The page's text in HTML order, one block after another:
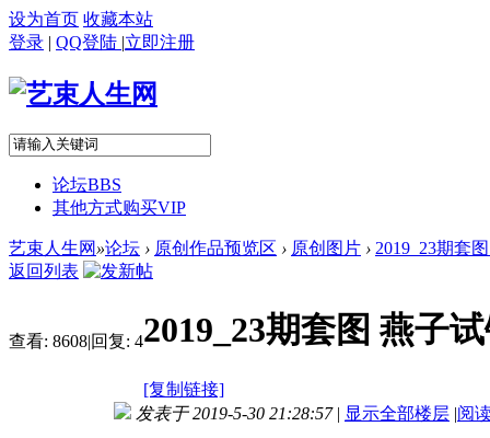
设为首页 收藏本站
登录 | QQ登陆 |立即注册
论坛BBS
其他方式购买VIP
艺束人生网 »论坛 › 原创作品预览区 › 原创图片 › 2019_23期套
返回列表
查看: 8608|回复: 42019_23期套图 燕子
[复制链接]
发表于 2019-5-30 21:28:57 | 显示全部楼层 |阅